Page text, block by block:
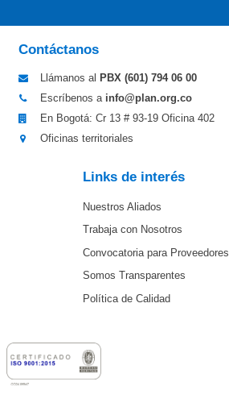
Contáctanos
Llámanos al PBX (601) 794 06 00
Escríbenos a info@plan.org.co
En Bogotá: Cr 13 # 93-19 Oficina 402
Oficinas territoriales
Links de interés
Nuestros Aliados
Trabaja con Nosotros
Convocatoria para Proveedores
Somos Transparentes
Política de Calidad